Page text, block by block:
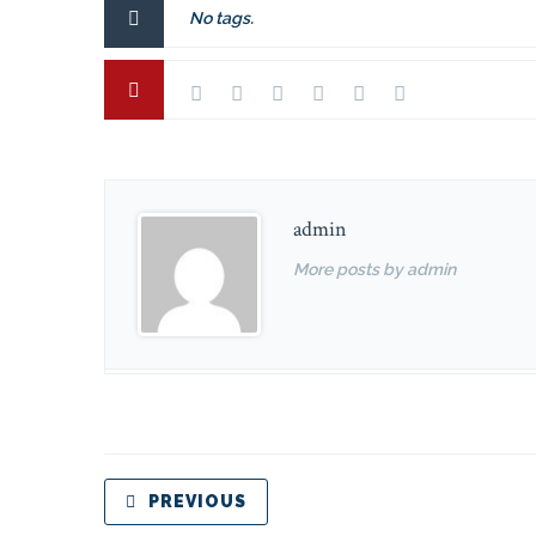
No tags.
admin
More posts by admin
PREVIOUS